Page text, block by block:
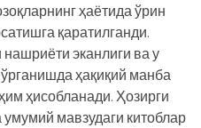
ҳаётида ўрин
қаратилганди.
эканлиги ва у
ҳақиқий манба
ҳисобланади. Ҳозирги
мавзудаги китоблар